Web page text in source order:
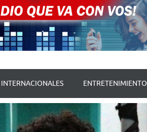
INTERNACIONALES ENTRETENIMIENTO